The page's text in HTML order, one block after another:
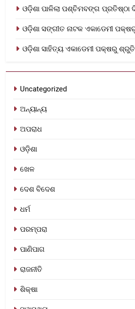
ଓଡ଼ିଶା ପାଳିଲା ପଶ୍ଚିମବଙ୍ଗ ପ୍ରତିଷ୍ଠା
ଓଡ଼ିଶା ସଙ୍ଗୀତ ନାଟକ ଏକାଡେମୀ
ଓଡ଼ିଶା ସାହିତ୍ୟ ଏକାଡେମୀ ପକ୍ଷରୁ
Uncategorized
ଅନ୍ୟାନ୍ୟ
ଅପରାଧ
ଓଡ଼ିଶା
ଖେଳ
ଦେଶ ବିଦେଶ
ଧର୍ମ
ପରମ୍ପରା
ପାଣିପାଗ
ରାଜନୀତି
ଶିକ୍ଷା